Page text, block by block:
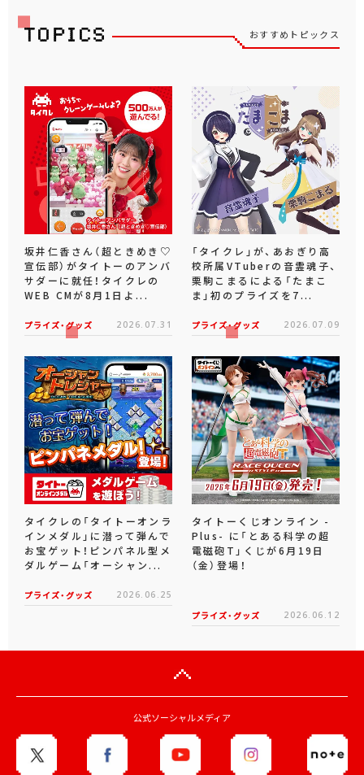
おすすめトピックス
坂井仁香さん（超ときめき♡
宣伝部）がタイトーのアンバ
サダーに就任！タイクレの
WEB CMが8月1日よ...
プライズ・グッズ 2026.07.31
「タイクレ」が、あおぎり高
校所属VTuberの音霊魂子、
栗駒こまるによる「たまこ
ま」初のプライズを7...
プライズ・グッズ 2026.07.09
タイクレの「タイトーオンラ
インメダル」に潜って弾んで
お宝ゲット！ピンパネル型メ
ダルゲーム「オーシャン...
プライズ・グッズ 2026.06.25
タイトーくじオンライン -
Plus- に「とある科学の超
電磁砲T」くじが6月19日
（金）登場！
プライズ・グッズ 2026.06.12
公式ソーシャルメディア